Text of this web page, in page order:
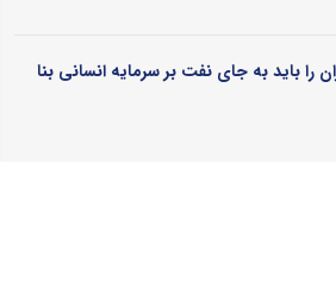
را باید به جای نفت بر سرمایه انسانی بنا